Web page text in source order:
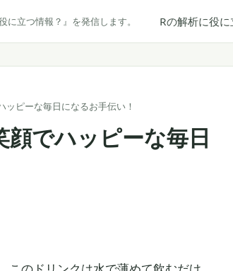
立つ情報？』を発信します。 Rの解析に役
ピーな毎日になるお手伝い！
でハッピーな毎日